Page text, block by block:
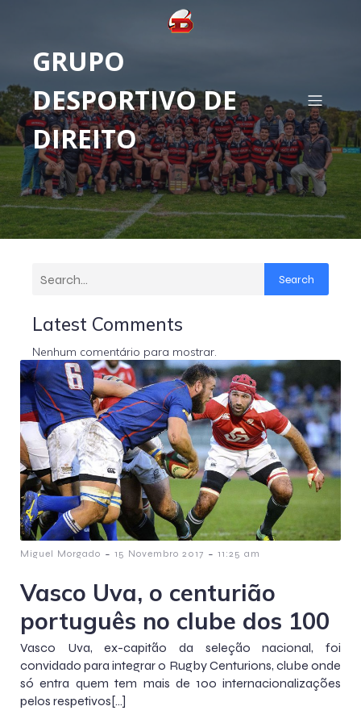
GRUPO
DESPORTIVO DE
DIREITO
Search
Latest Comments
Nenhum comentário para mostrar.
Miguel Morgado - 15 Novembro 2017 - 11:25 am
Vasco Uva, o centurião
português no clube dos 100
Vasco Uva, ex-capitão da seleção nacional, foi
convidado para integrar o Rugby Centurions, clube onde
só entra quem tem mais de 100 internacionalizações
pelos respetivos[…]